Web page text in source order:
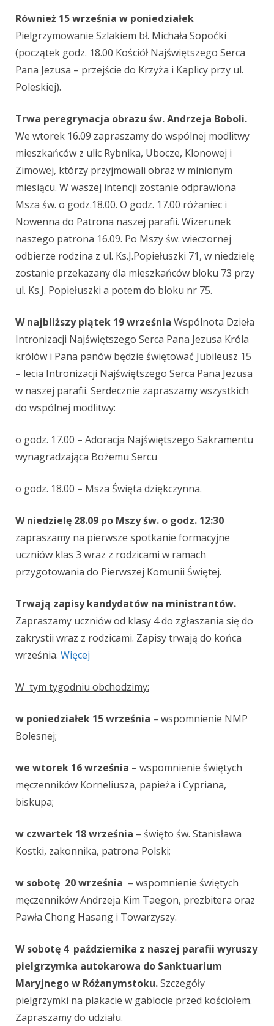
Również 15 września w poniedziałek
Pielgrzymowanie Szlakiem bł. Michała Sopoćki
(początek godz. 18.00 Kościół Najświętszego Serca
Pana Jezusa – przejście do Krzyża i Kaplicy przy ul.
Poleskiej).
Trwa peregrynacja obrazu św. Andrzeja Boboli.
We wtorek 16.09 zapraszamy do wspólnej modlitwy
mieszkańców z ulic Rybnika, Ubocze, Klonowej i
Zimowej, którzy przyjmowali obraz w minionym
miesiącu. W waszej intencji zostanie odprawiona
Msza św. o godz.18.00. O godz. 17.00 różaniec i
Nowenna do Patrona naszej parafii. Wizerunek
naszego patrona 16.09. Po Mszy św. wieczornej
odbierze rodzina z ul. Ks.J.Popiełuszki 71, w niedzielę
zostanie przekazany dla mieszkańców bloku 73 przy
ul. Ks.J. Popiełuszki a potem do bloku nr 75.
W najbliższy piątek 19 września Wspólnota Dzieła
Intronizacji Najświętszego Serca Pana Jezusa Króla
królów i Pana panów będzie świętować Jubileusz 15
– lecia Intronizacji Najświętszego Serca Pana Jezusa
w naszej parafii. Serdecznie zapraszamy wszystkich
do wspólnej modlitwy:
o godz. 17.00 – Adoracja Najświętszego Sakramentu
wynagradzająca Bożemu Sercu
o godz. 18.00 – Msza Święta dziękczynna.
W niedzielę 28.09 po Mszy św. o godz. 12:30
zapraszamy na pierwsze spotkanie formacyjne
uczniów klas 3 wraz z rodzicami w ramach
przygotowania do Pierwszej Komunii Świętej.
Trwają zapisy kandydatów na ministrantów.
Zapraszamy uczniów od klasy 4 do zgłaszania się do
zakrystii wraz z rodzicami. Zapisy trwają do końca
września. Więcej
W tym tygodniu obchodzimy:
w poniedziałek 15 września – wspomnienie NMP
Bolesnej;
we wtorek 16 września – wspomnienie świętych
męczenników Korneliusza, papieża i Cypriana,
biskupa;
w czwartek 18 września – święto św. Stanisława
Kostki, zakonnika, patrona Polski;
w sobotę 20 września – wspomnienie świętych
męczenników Andrzeja Kim Taegon, prezbitera oraz
Pawła Chong Hasang i Towarzyszy.
W sobotę 4 października z naszej parafii wyruszy
pielgrzymka autokarowa do Sanktuarium
Maryjnego w Różanymstoku.Szczegóły
pielgrzymki na plakacie w gablocie przed kościołem.
Zapraszamy do udziału.